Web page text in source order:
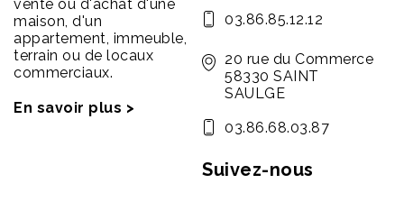
vente ou d'achat d'une
maison, d'un
appartement, immeuble,
terrain ou de locaux
commerciaux.
En savoir plus >
03.86.85.12.12
20 rue du Commerce
58330 SAINT
SAULGE
03.86.68.03.87
Suivez-nous